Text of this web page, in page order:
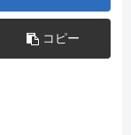
コピー